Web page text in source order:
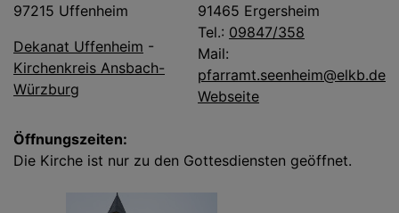
97215 Uffenheim
Dekanat Uffenheim -
Kirchenkreis Ansbach-
Würzburg
91465 Ergersheim
Tel.: 09847/358
Mail:
pfarramt.seenheim@elkb.de
Webseite
Öffnungszeiten:
Die Kirche ist nur zu den Gottesdiensten geöffnet.